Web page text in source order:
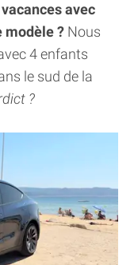
avec
modèle ? Nous
4 enfants
le sud de la
?